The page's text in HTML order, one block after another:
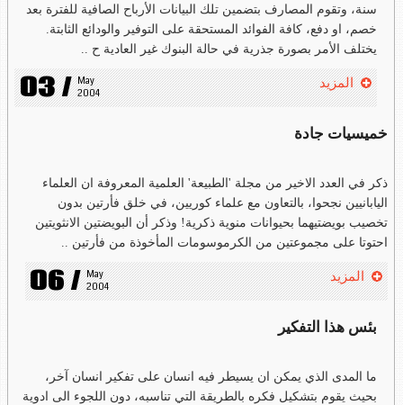
سنة، وتقوم المصارف بتضمين تلك البيانات الأرباح الصافية للفترة بعد
خصم، او دفع، كافة الفوائد المستحقة على التوفير والودائع الثابتة.
يختلف الأمر بصورة جذرية في حالة البنوك غير العادية ح ..
03 / May
2004
المزيد
خميسيات جادة
ذكر في العدد الاخير من مجلة 'الطبيعة' العلمية المعروفة ان العلماء
اليابانيين نجحوا، بالتعاون مع علماء كوريين، في خلق فأرتين بدون
تخصيب بويضتيهما بحيوانات منوية ذكرية! وذكر أن البويضتين الانثويتين
احتوتا على مجموعتين من الكرموسومات المأخوذة من فأرتين ..
06 / May
2004
المزيد
بئس هذا التفكير
ما المدى الذي يمكن ان يسيطر فيه انسان على تفكير انسان آخر،
بحيث يقوم بتشكيل فكره بالطريقة التي تناسبه، دون اللجوء الى ادوية